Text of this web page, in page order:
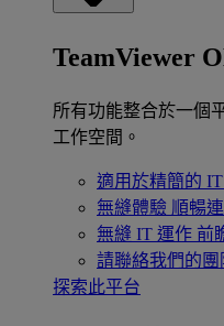
TeamViewer
所有功能整合於一個
工作空間。
適用於精簡的
無縫體驗 順暢
無縫 IT 運作 前
請聯絡我們的團
探索此平台